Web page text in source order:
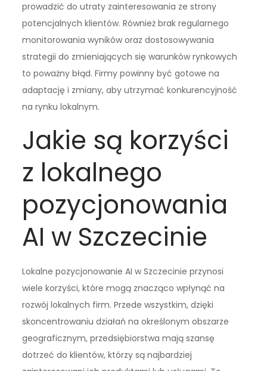
prowadzić do utraty zainteresowania ze strony
potencjalnych klientów. Również brak regularnego
monitorowania wyników oraz dostosowywania
strategii do zmieniających się warunków rynkowych
to poważny błąd. Firmy powinny być gotowe na
adaptację i zmiany, aby utrzymać konkurencyjność
na rynku lokalnym.
Jakie są korzyści
z lokalnego
pozycjonowania
AI w Szczecinie
Lokalne pozycjonowanie AI w Szczecinie przynosi
wiele korzyści, które mogą znacząco wpłynąć na
rozwój lokalnych firm. Przede wszystkim, dzięki
skoncentrowaniu działań na określonym obszarze
geograficznym, przedsiębiorstwa mają szansę
dotrzeć do klientów, którzy są najbardziej